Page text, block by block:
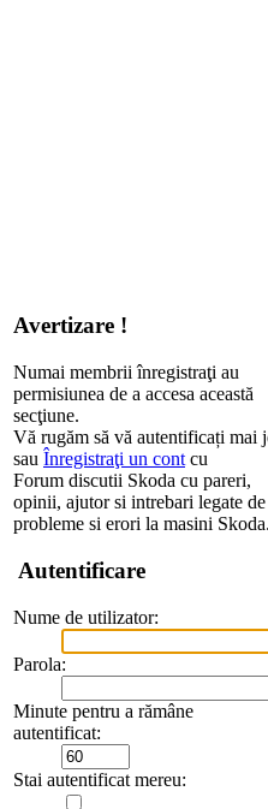
Avertizare !
Numai membrii înregistraţi au
permisiunea de a accesa această
secţiune.
Vă rugăm să vă autentificați mai
sau Înregistraţi un cont cu
Forum discutii Skoda cu pareri,
opinii, ajutor si intrebari legate de
probleme si erori la masini Skoda.
Autentificare
Nume de utilizator:
Parola:
Minute pentru a rămâne
autentificat:
Stai autentificat mereu: